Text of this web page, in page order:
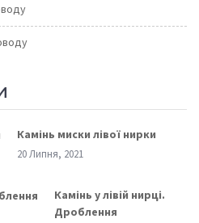
Камінь миски лівої нирки
20 Липня, 2021
Камінь у лівій нирці.
Дроблення